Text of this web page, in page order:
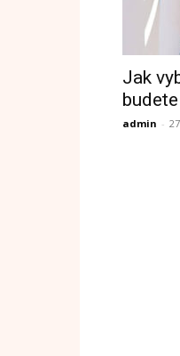
Jak
admin -